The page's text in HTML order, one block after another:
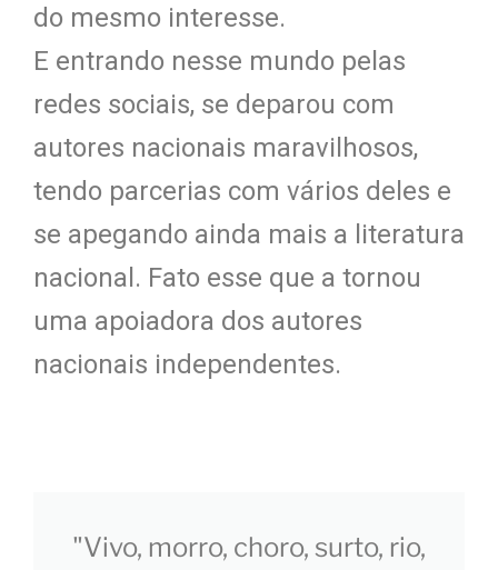
do mesmo interesse.
E entrando nesse mundo pelas
redes sociais, se deparou com
autores nacionais maravilhosos,
tendo parcerias com vários deles e
se apegando ainda mais a literatura
nacional. Fato esse que a tornou
uma apoiadora dos autores
nacionais independentes.
"Vivo, morro, choro, surto, rio,